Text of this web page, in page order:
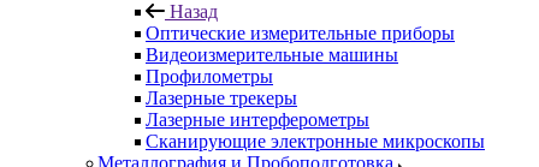
Назад
Оптические измерительные приборы
Видеоизмерительные машины
Профилометры
Лазерные трекеры
Лазерные интерферометры
Сканирующие электронные микроскопы
Металлография и Пробоподготовка